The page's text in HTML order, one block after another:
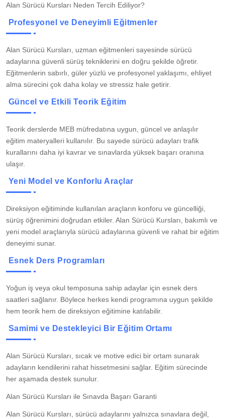
Alan Sürücü Kursları Neden Tercih Ediliyor?
Profesyonel ve Deneyimli Eğitmenler
Alan Sürücü Kursları, uzman eğitmenleri sayesinde sürücü
adaylarına güvenli sürüş tekniklerini en doğru şekilde öğretir.
Eğitmenlerin sabırlı, güler yüzlü ve profesyonel yaklaşımı, ehliyet
alma sürecini çok daha kolay ve stressiz hale getirir.
Güncel ve Etkili Teorik Eğitim
Teorik derslerde MEB müfredatına uygun, güncel ve anlaşılır
eğitim materyalleri kullanılır. Bu sayede sürücü adayları trafik
kurallarını daha iyi kavrar ve sınavlarda yüksek başarı oranına
ulaşır.
Yeni Model ve Konforlu Araçlar
Direksiyon eğitiminde kullanılan araçların konforu ve güncelliği,
sürüş öğrenimini doğrudan etkiler. Alan Sürücü Kursları, bakımlı ve
yeni model araçlarıyla sürücü adaylarına güvenli ve rahat bir eğitim
deneyimi sunar.
Esnek Ders Programları
Yoğun iş veya okul temposuna sahip adaylar için esnek ders
saatleri sağlanır. Böylece herkes kendi programına uygun şekilde
hem teorik hem de direksiyon eğitimine katılabilir.
Samimi ve Destekleyici Bir Eğitim Ortamı
Alan Sürücü Kursları, sıcak ve motive edici bir ortam sunarak
adayların kendilerini rahat hissetmesini sağlar. Eğitim sürecinde
her aşamada destek sunulur.
Alan Sürücü Kursları ile Sınavda Başarı Garanti
Alan Sürücü Kursları, sürücü adaylarını yalnızca sınavlara değil,